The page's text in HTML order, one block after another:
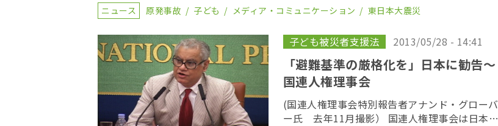
傷する発言を繰り返していたことがわかった。
を「被弾」 […]
ニュース 原発事故 子ども メディア・コミュニケーション 東日本大震災
子ども被災者支援法 2013/05/28 - 14:41
「避難基準の厳格化を」日本に勧告〜
国連人権理事会
(国連人権理事会特別報告者アナンド・グローバ
ー氏 去年11月撮影） 国連人権理事会は日本時